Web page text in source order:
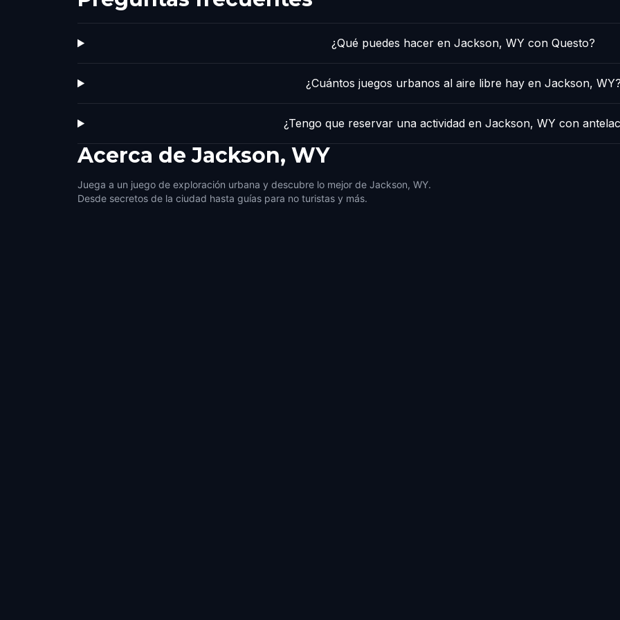
¿Qué puedes hacer en Jackson, WY con Questo?
¿Cuántos juegos urbanos al aire libre hay en Jackson, WY?
¿Tengo que reservar una actividad en Jackson, WY con
Acerca de Jackson, WY
Juega a un juego de exploración urbana y descubre lo mejor de Jackson, WY.
Desde secretos de la ciudad hasta guías para no turistas y más.